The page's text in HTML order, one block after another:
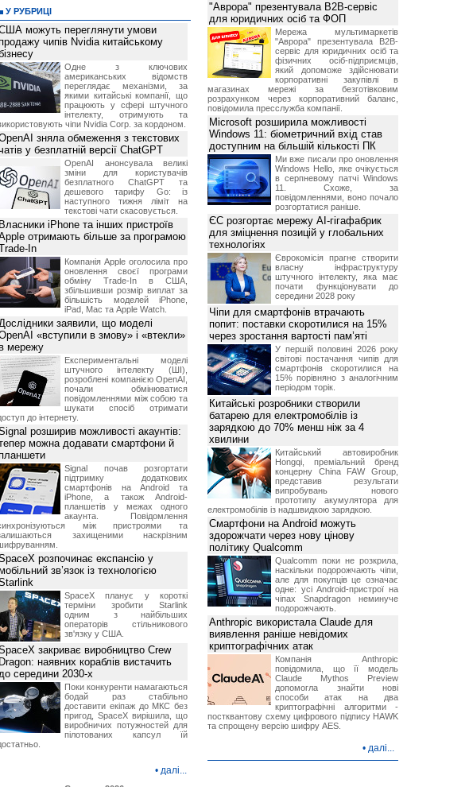
У РУБРИЦІ
можуть переглянути умови
продажу чипів Nvidia китайському
Одне з ключових
американських відомств
переглядає механізми, за
якими китайські компанії, що
працюють у сфері штучного
інтелекту, отримують та
чіпи Nvidia Corp. за кордоном.
зняла обмеження з текстових
у безплатній версії ChatGPT
OpenAI анонсувала великі
зміни для користувачів
безплатного ChatGPT та
дешевого тарифу Go: із
наступного тижня ліміт на
текстові чати скасовується.
Власники iPhone та інших пристроїв
отримають більше за програмою
In
Компанія Apple оголосила про
оновлення своєї програми
обміну Trade-In в США,
збільшивши розмір виплат за
більшість моделей iPhone,
iPad, Mac та Apple Watch.
заявили, що моделі
«вступили в змову» і «втекли»
в мережу
Експериментальні моделі
штучного інтелекту (ШІ),
розроблені компанією OpenAI,
почали обмінюватися
повідомленнями між собою та
шукати спосіб отримати
до інтернету.
розширив можливості акаунтів:
можна додавати смартфони й
планшети
Signal почав розгортати
підтримку додаткових
смартфонів на Android та
iPhone, а також Android-
планшетів у межах одного
акаунта. Повідомлення
між пристроями та
захищеними наскрізним
розпочинає експансію у
мобільний зв’язок із технологією
SpaceX планує у короткі
терміни зробити Starlink
одним з найбільших
операторів стільникового
зв'язку у США.
закриває виробництво Crew
Dragon: наявних кораблів вистачить
середини 2030-х
Поки конкуренти намагаються
бодай раз стабільно
доставити екіпаж до МКС без
пригод, SpaceX вирішила, що
виробничих потужностей для
пілотованих капсул їй
• далі...
"Аврора" презентувала B2B-сервіс
для юридичних осіб та ФОП
Мережа мультимаркетів
"Аврора" презентувала B2B-
сервіс для юридичних осіб та
фізичних осіб-підприємців,
який допоможе здійснювати
корпоративні закупівлі в
магазинах мережі за безготівковим
розрахунком через корпоративний баланс,
повідомила пресслужба компанії.
Microsoft розширила можливості
Windows 11: біометричний вхід став
доступним на більшій кількості ПК
Ми вже писали про оновлення
Windows Hello, яке очікується
в серпневому патчі Windows
11. Схоже, за
повідомленнями, воно почало
розгортатися раніше.
ЄС розгортає мережу AI-гігафабрик
для зміцнення позицій у глобальних
технологіях
Єврокомісія прагне створити
власну інфраструктуру
штучного інтелекту, яка має
почати функціонувати до
середини 2028 року
Чіпи для смартфонів втрачають
попит: поставки скоротилися на 15%
через зростання вартості пам’яті
У першій половині 2026 року
світові постачання чипів для
смартфонів скоротилися на
15% порівняно з аналогічним
періодом торік.
Китайські розробники створили
батарею для електромобілів із
зарядкою до 70% менш ніж за 4
хвилини
Китайський автовиробник
Hongqi, преміальний бренд
концерну China FAW Group,
представив результати
випробувань нового
прототипу акумулятора для
електромобілів із надшвидкою зарядкою.
Смартфони на Android можуть
здорожчати через нову цінову
політику Qualcomm
Qualcomm поки не розкрила,
наскільки подорожчають чіпи,
але для покупців це означає
одне: усі Android-пристрої на
чіпах Snapdragon неминуче
подорожчають.
Anthropic використала Claude для
виявлення раніше невідомих
криптографічних атак
Компанія Anthropic
повідомила, що її модель
Claude Mythos Preview
допомогла знайти нові
способи атак на два
криптографічні алгоритми -
постквантову схему цифрового підпису HAWK
та спрощену версію шифру AES.
• далі...